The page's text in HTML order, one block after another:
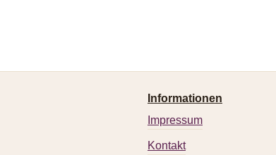
Informationen
Impressum
Kontakt